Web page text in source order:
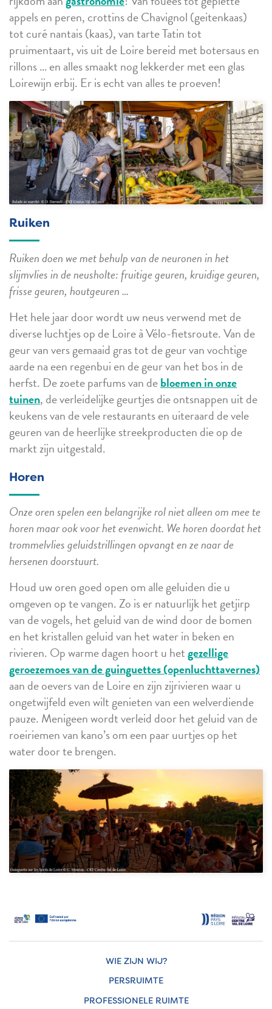
appels en peren, crottins de Chavignol (geitenkaas)
tot curé nantais (kaas), van tarte Tatin tot
pruimentaart, vis uit de Loire bereid met botersaus en
rillons … en alles smaakt nog lekkerder met een glas
Loirewijn erbij. Er is echt van alles te proeven!
Ruiken
Ruiken doen we met behulp van de neuronen in het
slijmvlies in de neusholte: fruitige geuren, kruidige geuren,
frisse geuren, houtgeuren …
Het hele jaar door wordt uw neus verwend met de
diverse luchtjes op de Loire à Vélo-fietsroute. Van de
geur van vers gemaaid gras tot de geur van vochtige
aarde na een regenbui en de geur van het bos in de
herfst. De zoete parfums van debloemen in onze
tuinen, de verleidelijke geurtjes die ontsnappen uit de
keukens van de vele restaurants en uiteraard de vele
geuren van de heerlijke streekproducten die op de
markt zijn uitgestald.
Horen
Onze oren spelen een belangrijke rol niet alleen om mee te
horen maar ook voor het evenwicht. We horen doordat het
trommelvlies geluidstrillingen opvangt en ze naar de
hersenen doorstuurt.
Houd uw oren goed open om alle geluiden die u
omgeven op te vangen. Zo is er natuurlijk het getjirp
van de vogels, het geluid van de wind door de bomen
en het kristallen geluid van het water in beken en
rivieren. Op warme dagen hoort u hetgezellige
geroezemoes van de guinguettes (openluchttavernes)
aan de oevers van de Loire en zijn zijrivieren waar u
ongetwijfeld even wilt genieten van een welverdiende
pauze. Menigeen wordt verleid door het geluid van de
roeiriemen van kano’s om een paar uurtjes op het
water door te brengen.
WIE ZIJN WIJ?
PERSRUIMTE
PROFESSIONELE RUIMTE